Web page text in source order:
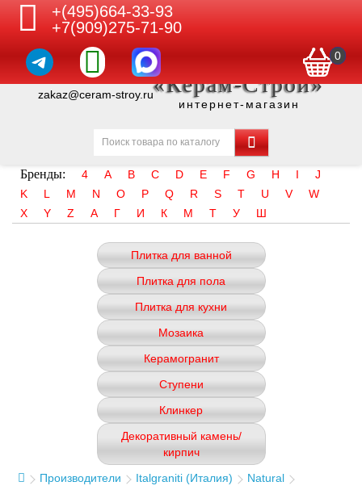
+(495)664-33-93
+7(909)275-71-90
0
zakaz@ceram-stroy.ru«Керам-Строй»
интернет-магазин
Бренды: 4 A B C D E F G H I
J
K
L M N O P Q R S T U V
W
X
Y Z А Г И К М Т У Ш
Плитка для ванной
Плитка для пола
Плитка для кухни
Мозаика
Керамогранит
Ступени
Клинкер
Декоративный камень/
кирпич
Производители
Italgraniti (Италия) Natural